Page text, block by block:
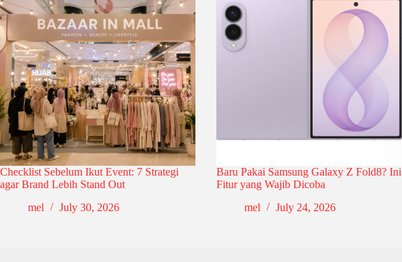
Checklist Sebelum Ikut Event: 7 Strategi
agar Brand Lebih Stand Out
mel
July 30, 2026
Baru Pakai Samsung Galaxy Z Fold8? Ini
Fitur yang Wajib Dicoba
mel
July 24, 2026